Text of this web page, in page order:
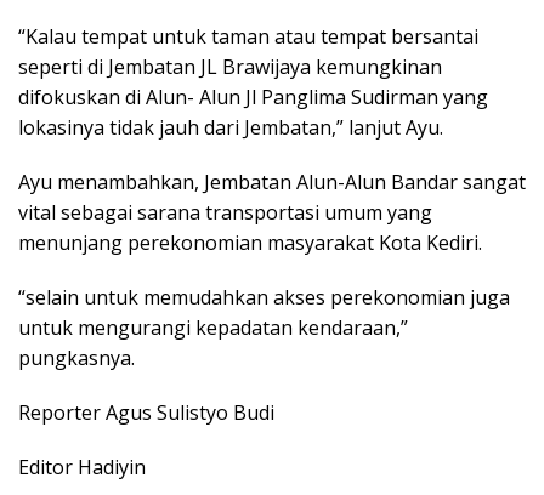
“Kalau tempat untuk taman atau tempat bersantai
seperti di Jembatan JL Brawijaya kemungkinan
difokuskan di Alun- Alun Jl Panglima Sudirman yang
lokasinya tidak jauh dari Jembatan,” lanjut Ayu.
Ayu menambahkan, Jembatan Alun-Alun Bandar sangat
vital sebagai sarana transportasi umum yang
menunjang perekonomian masyarakat Kota Kediri.
“selain untuk memudahkan akses perekonomian juga
untuk mengurangi kepadatan kendaraan,”
pungkasnya.
Reporter Agus Sulistyo Budi
Editor Hadiyin